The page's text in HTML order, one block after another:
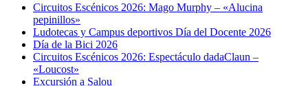
Circuitos Escénicos 2026: Mago Murphy – «Alucina
pepinillos»
Ludotecas y Campus deportivos Día del Docente 2026
Día de la Bici 2026
Circuitos Escénicos 2026: Espectáculo dadaClaun –
«Loucost»
Excursión a Salou